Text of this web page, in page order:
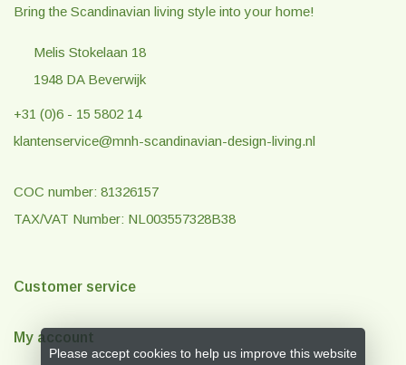
Bring the Scandinavian living style into your home!
Melis Stokelaan 18
1948 DA Beverwijk
+31 (0)6 - 15 5802 14
klantenservice@mnh-scandinavian-design-living.nl
COC number: 81326157
TAX/VAT Number: NL003557328B38
Customer service
My account
Please accept cookies to help us improve this website